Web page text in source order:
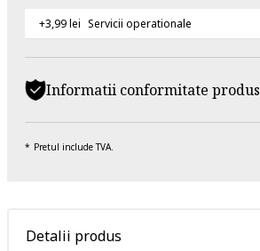
+3,99 lei Servicii operationale
Informatii conformitate produs
Pretul include TVA.
Detalii produs